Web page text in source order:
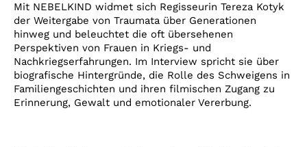
Mit NEBELKIND widmet sich Regisseurin Tereza Kotyk
der Weitergabe von Traumata über Generationen
hinweg und beleuchtet die oft übersehenen
Perspektiven von Frauen in Kriegs- und
Nachkriegserfahrungen. Im Interview spricht sie über
biografische Hintergründe, die Rolle des Schweigens in
Familiengeschichten und ihren filmischen Zugang zu
Erinnerung, Gewalt und emotionaler Vererbung.